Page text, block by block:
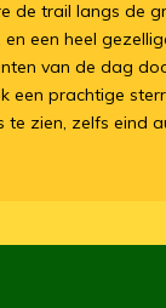
de trail langs de
een heel
van de dag
een prachtige
zien, zelfs eind